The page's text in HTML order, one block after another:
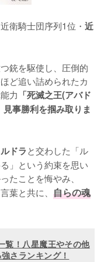
衛騎士団序列1位・ 近
銃を駆使し、圧倒的
ど追い詰められたカ
力 「死滅之王(アバド
見事勝利を掴み取りま
ルドラと交わした「ル
」という約束を思い
たことを悔やみ、
葉と共に、 自らの魂
覧！八星魔王やその他
さランキング！